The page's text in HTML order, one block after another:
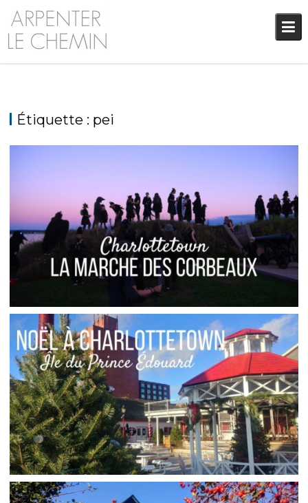
Skip
content
Étiquette : pei
ÎLE DU PRINCE ÉDOUARD // LA MARCHE DES
CORBEAUX DE CHARLOTTETOWN
Audrey Amérique du Nord ,Amériques
Blog
ÎLE DU PRINCE ÉDOUARD // CHARLOTTETOWN